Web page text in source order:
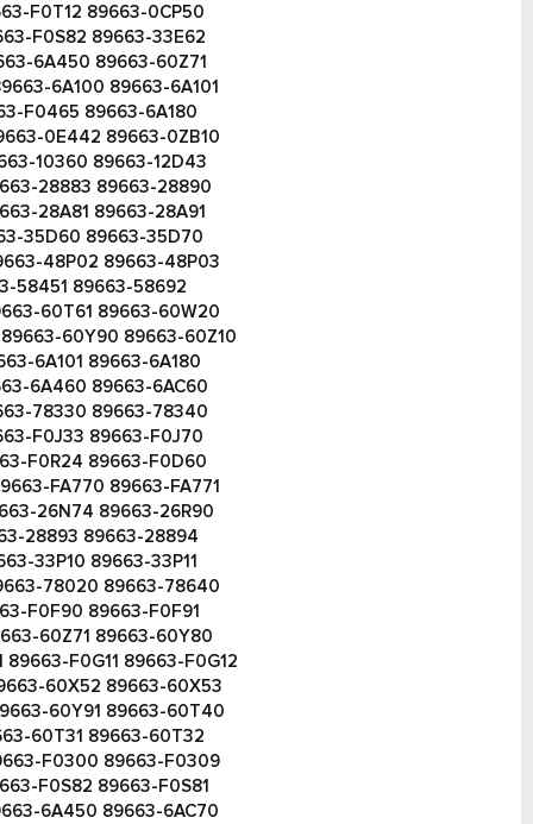
F0T12 89663-0CP50
F0S82 89663-33E62
6A450 89663-60Z71
6A100 89663-6A101
F0465 89663-6A180
0E442 89663-0ZB10
10360 89663-12D43
28883 89663-28890
28A81 89663-28A91
35D60 89663-35D70
48P02 89663-48P03
58451 89663-58692
60T61 89663-60W20
60Y90 89663-60Z10
6A101 89663-6A180
6A460 89663-6AC60
78330 89663-78340
F0J33 89663-F0J70
F0R24 89663-F0D60
FA770 89663-FA771
26N74 89663-26R90
28893 89663-28894
33P10 89663-33P11
78020 89663-78640
F0F90 89663-F0F91
60Z71 89663-60Y80
F0G11 89663-F0G12
60X52 89663-60X53
60Y91 89663-60T40
60T31 89663-60T32
F0300 89663-F0309
F0S82 89663-F0S81
6A450 89663-6AC70